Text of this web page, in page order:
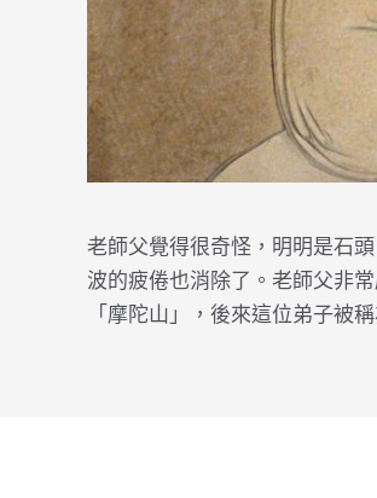
老師父覺得很奇怪，明明是石
波的疲倦也消除了。老師父非
「摩陀山」，後來這位弟子被